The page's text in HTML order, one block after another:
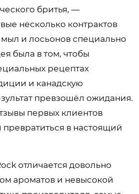
бритья, —
несколько контрактов
и лосьонов специально
была в том, чтобы
рецептах
и канадскую
превзошёл ожидания.
первых клиентов
в настоящий
отличается довольно
ароматов и невысокой